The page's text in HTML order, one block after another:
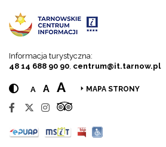
Informacja turystyczna:
48 14 688 90 90 centrum@it.tarnow.pl
A A A MAPA STRONY